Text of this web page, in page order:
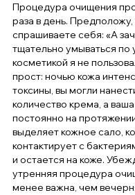
Процедура очищения
раза в день.
спрашиваете себя: «А
тщательно умываться по
косметикой я не
прост: ночью кожа
токсины, вы могли
количество крема, а
постоянно на
выделяет кожное сало,
контактирует с
и остается на коже.
утренняя процедура
менее важна, чем